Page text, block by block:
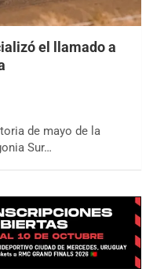
el llamado a
de mayo de la
Sur…